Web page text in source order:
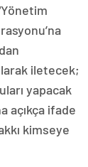
iletecek;
yapacak
açıkça ifade
kimseye